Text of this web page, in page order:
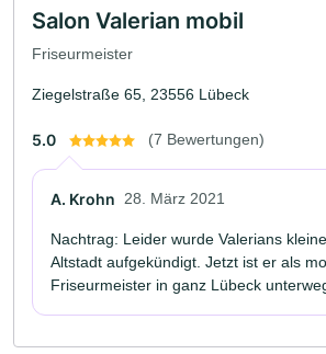
Salon Valerian mobil
Friseurmeister
Ziegelstraße 65, 23556 Lübeck
5.0 (7 Bewertungen)
A. Krohn 28. März 2021
Nachtrag: Leider wurde Valerians
Altstadt aufgekündigt. Jetzt ist er als
Friseurmeister in ganz Lübeck